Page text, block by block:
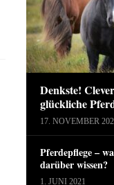
Denkste!
glückliche
17. NOVEMBER
Pferdepflege –
darüber wissen?
1. JUNI 2021